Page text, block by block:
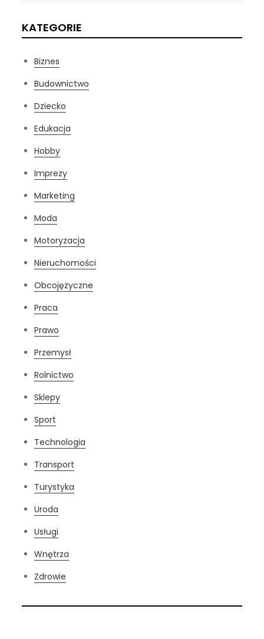
KATEGORIE
Biznes
Budownictwo
Dziecko
Edukacja
Hobby
Imprezy
Marketing
Moda
Motoryzacja
Nieruchomości
Obcojęzyczne
Praca
Prawo
Przemysł
Rolnictwo
Sklepy
Sport
Technologia
Transport
Turystyka
Uroda
Usługi
Wnętrza
Zdrowie